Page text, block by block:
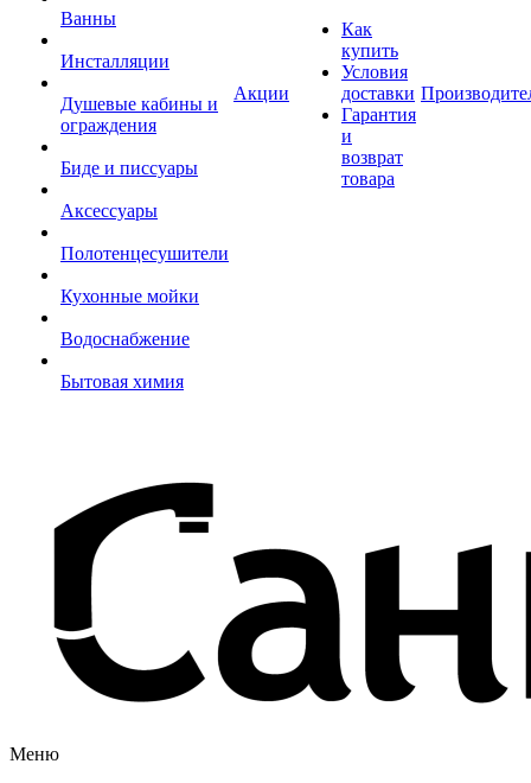
Ванны
Инсталляции
Душевые кабины и
ограждения
Биде и писсуары
Аксессуары
Полотенцесушители
Кухонные мойки
Водоснабжение
Бытовая химия
Акции
Как
купить
Условия
доставки
Гарантия
и
возврат
товара
Меню